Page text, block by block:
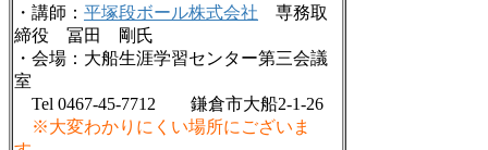
・講師： 平塚段ボール株式会社 専務取
締役 冨田 剛氏
・会場：大船生涯学習センター第三会議
室
Tel 0467-45-7712 鎌倉市大船2-1-26
※大変わかりにくい場所にございま